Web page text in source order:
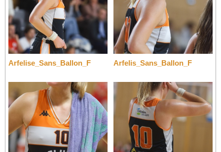
Arfelise_Sans_Ballon_F Arfelis_Sans_Ballon_F